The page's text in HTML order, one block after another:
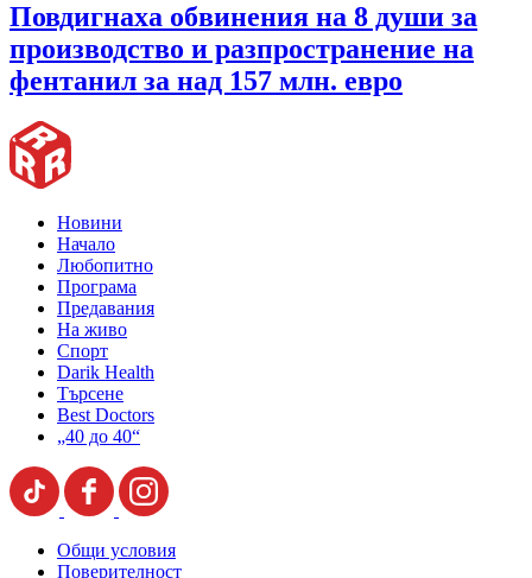
Повдигнаха обвинения на 8 души за
производство и разпространение на
фентанил за над 157 млн. евро
Новини
Начало
Любопитно
Програма
Предавания
На живо
Спорт
Darik Health
Търсене
Best Doctors
„40 до 40“
Общи условия
Поверителност